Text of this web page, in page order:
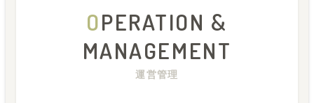
OPERATION &
MANAGEMENT
運営管理